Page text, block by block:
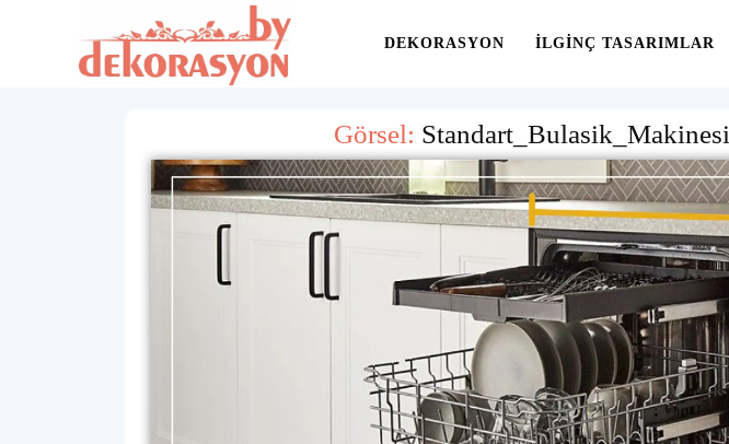
Alanınıza
İlham
DEKORASYON İLGINÇ TASARIMLAR
Görsel: Standart_Bulasik_Makinesi